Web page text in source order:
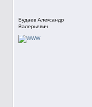
Будаев Александр
Валерьевич